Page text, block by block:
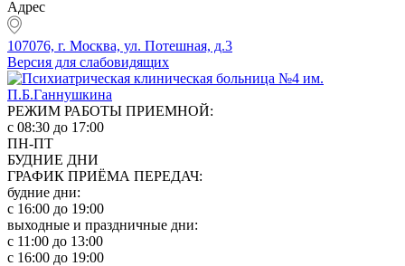
Адрес
107076, г. Москва, ул. Потешная, д.3
Версия для слабовидящих
РЕЖИМ РАБОТЫ ПРИЕМНОЙ:
с 08:30 до 17:00
ПН-ПТ
БУДНИЕ ДНИ
ГРАФИК ПРИЁМА ПЕРЕДАЧ:
будние дни:
с 16:00 до 19:00
выходные и праздничные дни:
с 11:00 до 13:00
с 16:00 до 19:00